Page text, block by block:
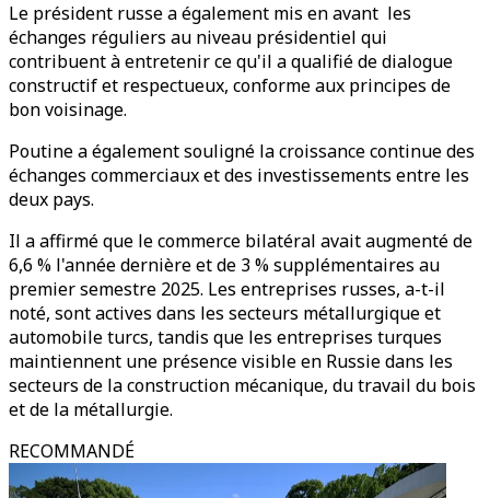
Le président russe a également mis en avant les
échanges réguliers au niveau présidentiel qui
contribuent à entretenir ce qu'il a qualifié de dialogue
constructif et respectueux, conforme aux principes de
bon voisinage.
Poutine a également souligné la croissance continue des
échanges commerciaux et des investissements entre les
deux pays.
Il a affirmé que le commerce bilatéral avait augmenté de
6,6 % l'année dernière et de 3 % supplémentaires au
premier semestre 2025. Les entreprises russes, a-t-il
noté, sont actives dans les secteurs métallurgique et
automobile turcs, tandis que les entreprises turques
maintiennent une présence visible en Russie dans les
secteurs de la construction mécanique, du travail du bois
et de la métallurgie.
RECOMMANDÉ